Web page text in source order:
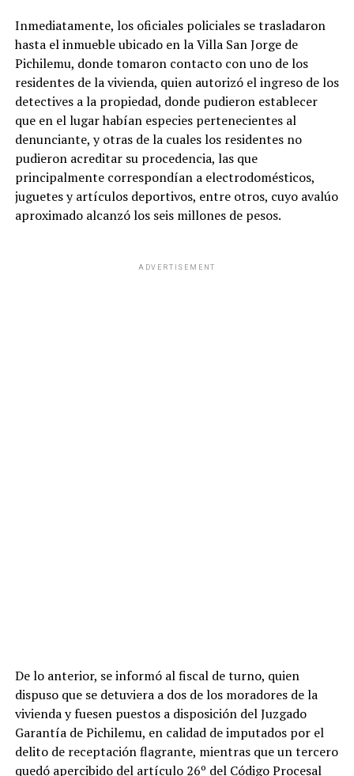
Inmediatamente, los oficiales policiales se trasladaron
hasta el inmueble ubicado en la Villa San Jorge de
Pichilemu, donde tomaron contacto con uno de los
residentes de la vivienda, quien autorizó el ingreso de los
detectives a la propiedad, donde pudieron establecer
que en el lugar habían especies pertenecientes al
denunciante, y otras de la cuales los residentes no
pudieron acreditar su procedencia, las que
principalmente correspondían a electrodomésticos,
juguetes y artículos deportivos, entre otros, cuyo avalúo
aproximado alcanzó los seis millones de pesos.
ADVERTISEMENT
De lo anterior, se informó al fiscal de turno, quien
dispuso que se detuviera a dos de los moradores de la
vivienda y fuesen puestos a disposición del Juzgado
Garantía de Pichilemu, en calidad de imputados por el
delito de receptación flagrante, mientras que un tercero
quedó apercibido del artículo 26º del Código Procesal